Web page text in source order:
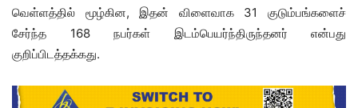
வெள்ளத்தில் மூழ்கின, இதன் விளைவாக 31 குடும்பங்களைச்
சேர்ந்த 168 நபர்கள் இடம்பெயர்ந்திருந்தனர் என்பது
குறிப்பிடத்தக்கது.